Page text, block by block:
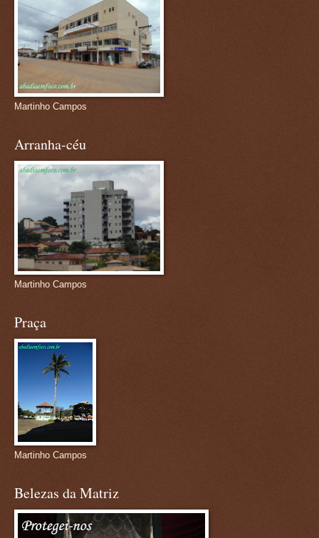
Martinho Campos
Arranha-céu
Martinho Campos
Praça
Martinho Campos
Belezas da Matriz